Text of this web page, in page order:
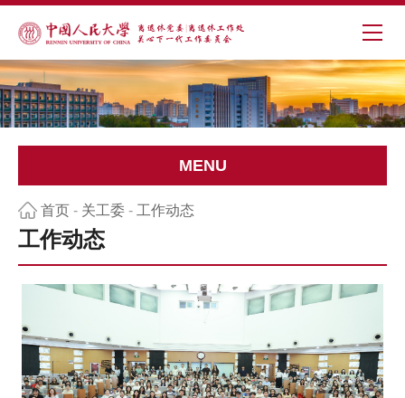
MENU
首页 - 关工委 - 工作动态
工作动态